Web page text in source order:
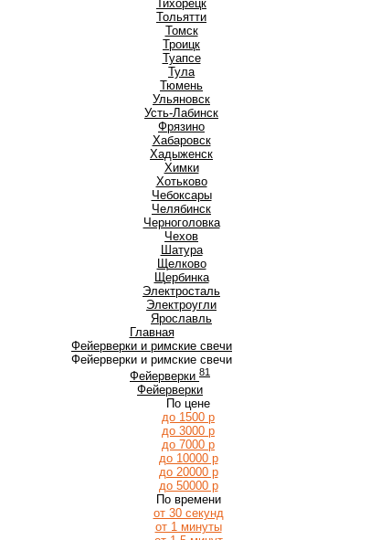
Тихорецк
Тольятти
Томск
Троицк
Туапсе
Тула
Тюмень
Ульяновск
Усть-Лабинск
Фрязино
Хабаровск
Хадыженск
Химки
Хотьково
Чебоксары
Челябинск
Черноголовка
Чехов
Шатура
Щелково
Щербинка
Электросталь
Электроугли
Ярославль
Главная
Фейерверки и римские свечи
Фейерверки и римские свечи
Фейерверки 81
Фейерверки
По цене
до 1500 р
до 3000 р
до 7000 р
до 10000 р
до 20000 р
до 50000 р
По времени
от 30 секунд
от 1 минуты